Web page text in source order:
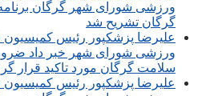
گرگان تشریح شد
علیرضا پزشکپور رئیس کمیسیون
ورزشی شورای شهر خبر داد
سلامت گرگان مورد تاکید قرار
علیرضا پزشکپور رئیس کمیسیون